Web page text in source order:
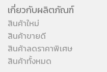
เกี่ยวกับผลิตภัณฑ์
สินค้าใหม่
สินค้าขายดี
สินค้าลดราคาพิเศษ
สินค้าทั้งหมด